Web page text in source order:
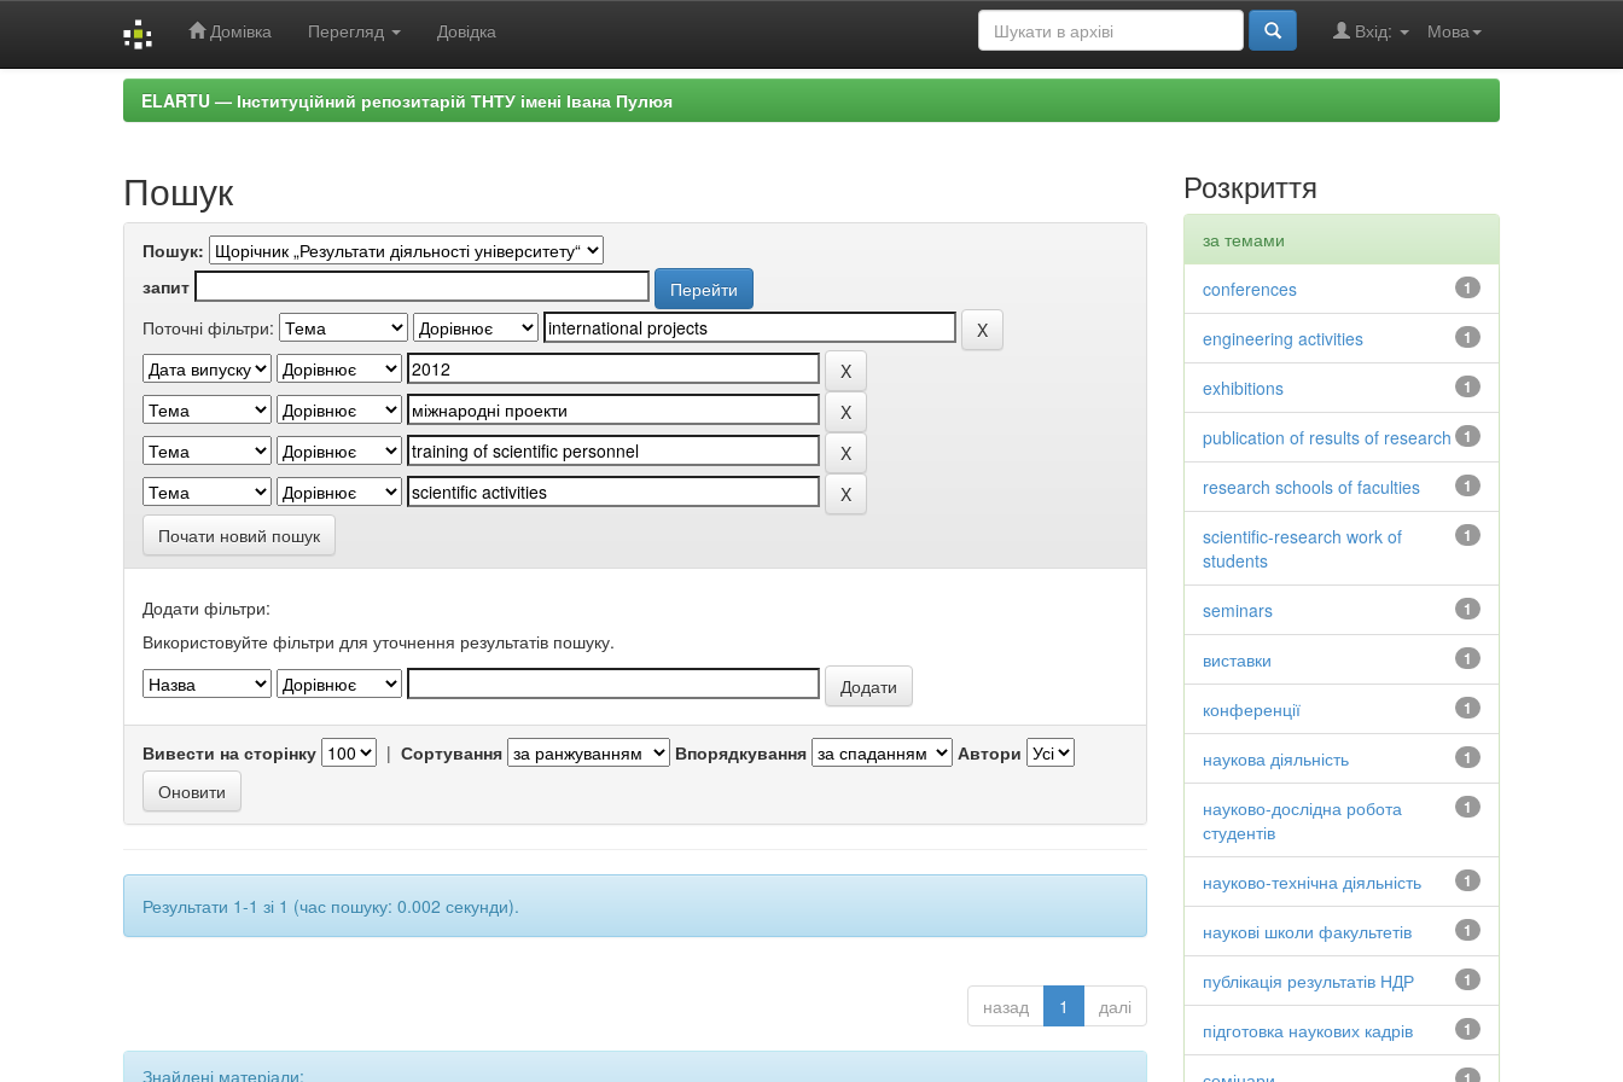
Домівка Перегляд Довідка Мова
Вхід:
ELARTU — Інституційний репозитарій ТНТУ імені Івана Пулюя
Пошук
Пошук:
запит
Поточні фільтри:
Почати новий пошук
Додати фільтри:
Використовуйте фільтри для уточнення результатів пошуку.
Вивести на сторінку | Сортування Впорядкування Автори
Результати 1-1 зі 1 (час пошуку: 0.002 секунди).
назад 1 далі
Знайдені матеріали:
Розкриття
за темами
1
conferences
1
engineering activities
1
exhibitions
1
publication of results of research
1
research schools of faculties
1
scientific-research work of
students
1
seminars
1
виставки
1
конференції
1
наукова діяльність
1
науково-дослідна робота
студентів
1
науково-технічна діяльність
1
наукові школи факультетів
1
публікація результатів НДР
1
підготовка наукових кадрів